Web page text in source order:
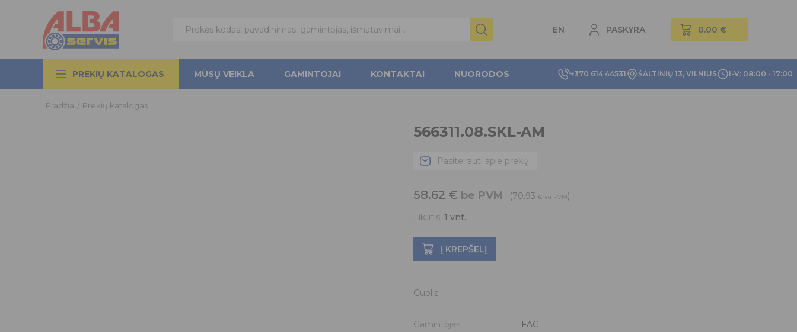
EN PASKYRA
+370 614 44531 ŠALTINIŲ 13, VILNIUS I-V: 08:00 - 17:00
PREKIŲ KATALOGAS MŪSŲ VEIKLA GAMINTOJAI KONTAKTAI NUORODOS
Pradžia / Prekių katalogas
566311.08.SKL-AM
Pasiteirauti apie prekę
58.62 € be PVM (70.93 € su PVM)
Likutis: 1 vnt.
Į KREPŠELĮ
Guolis
Gamintojas FAG